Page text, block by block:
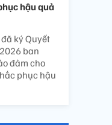
hậu quả
ký Quyết
ban
đảm cho
phục hậu